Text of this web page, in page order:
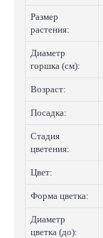
Размер
растения:
Диаметр
горшка (см):
Возраст:
Посадка:
Стадия
цветения:
Цвет:
Форма цветка:
Диаметр
цветка (до):